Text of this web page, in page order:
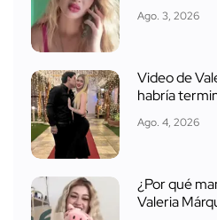
Ago. 3, 2026
Video de
habría
Ago. 4, 2026
¿Por qué
Valeria